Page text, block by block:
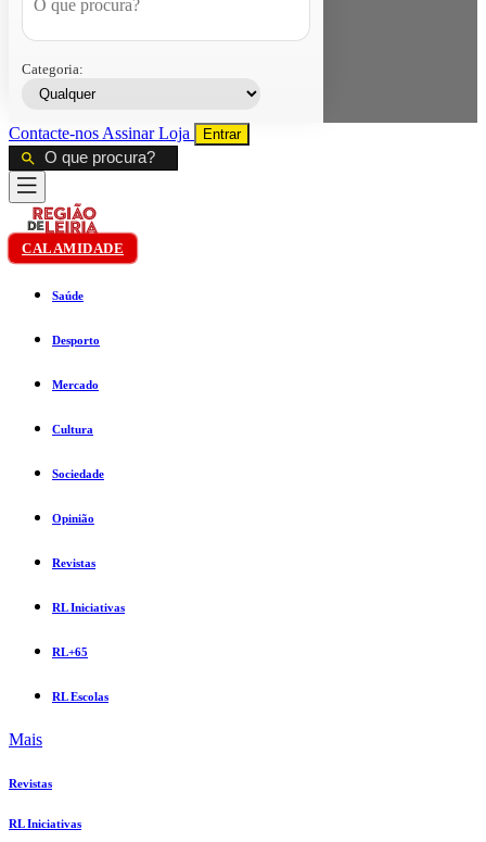
Categoria:
Contacte-nos AssinarLoja Entrar
CALAMIDADE
Saúde
Desporto
Mercado
Cultura
Sociedade
Opinião
Revistas
RL Iniciativas
RL+65
RL Escolas
Mais
Revistas
RL Iniciativas